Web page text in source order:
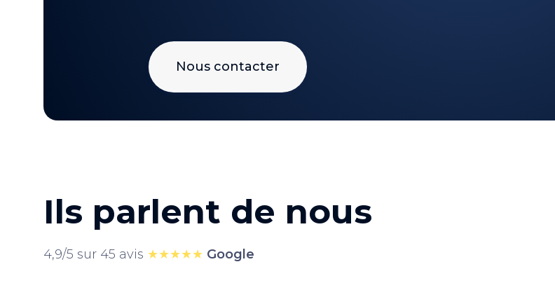
Nous contacter
Ils parlent de nous
4,9/5 sur 45 avis ★★★★★ Google